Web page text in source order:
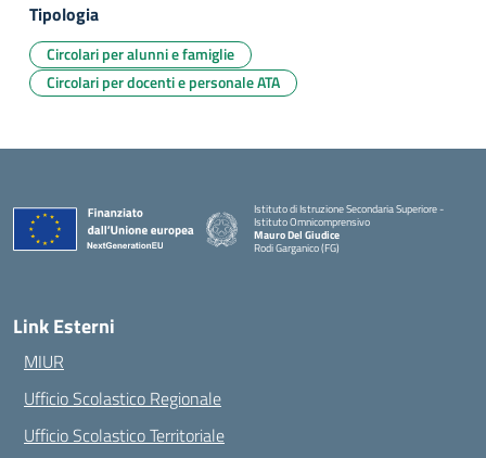
Tipologia
Circolari per alunni e famiglie
Circolari per docenti e personale ATA
Istituto di Istruzione Secondaria Superiore -
Istituto Omnicomprensivo
Mauro Del Giudice
Rodi Garganico (FG)
— Visita la pagina iniziale della scuola
Link Esterni
MIUR
Ufficio Scolastico Regionale
Ufficio Scolastico Territoriale